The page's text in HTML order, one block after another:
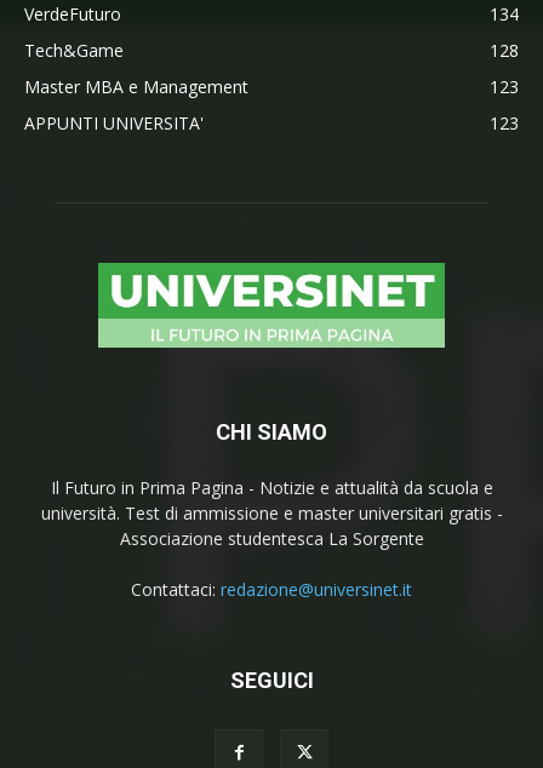
VerdeFuturo
134
Tech&Game
128
Master MBA e Management
123
APPUNTI UNIVERSITA'
123
CHI SIAMO
Il Futuro in Prima Pagina - Notizie e attualità da scuola e
università. Test di ammissione e master universitari gratis -
Associazione studentesca La Sorgente
Contattaci: redazione@universinet.it
SEGUICI